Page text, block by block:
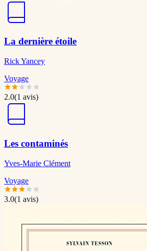
La dernière étoile
Rick Yancey
Voyage
2.0(1 avis)
Les contaminés
Yves-Marie Clément
Voyage
3.0(1 avis)